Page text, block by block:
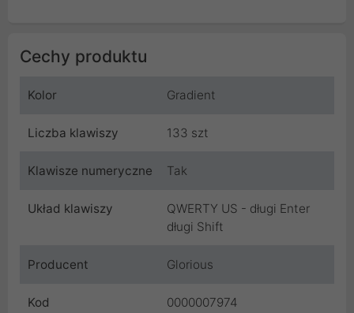
Cechy produktu
Kolor Gradient
Liczba klawiszy 133 szt
Klawisze numeryczne Tak
Układ klawiszy
QWERTY US - długi Enter
długi Shift
Producent Glorious
Kod 0000007974